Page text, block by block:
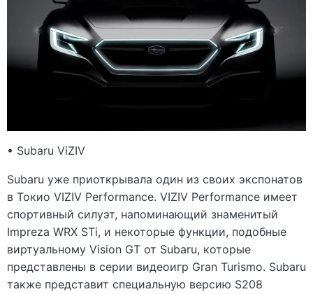
• Subaru ViZIV
Subaru уже приоткрывала один из своих экспонатов
в Токио VIZIV Performance. VIZIV Performance имеет
спортивный силуэт, напоминающий знаменитый
Impreza WRX STi, и некоторые функции, подобные
виртуальному Vision GT от Subaru, которые
представлены в серии видеоигр Gran Turismo. Subaru
также представит специальную версию S208